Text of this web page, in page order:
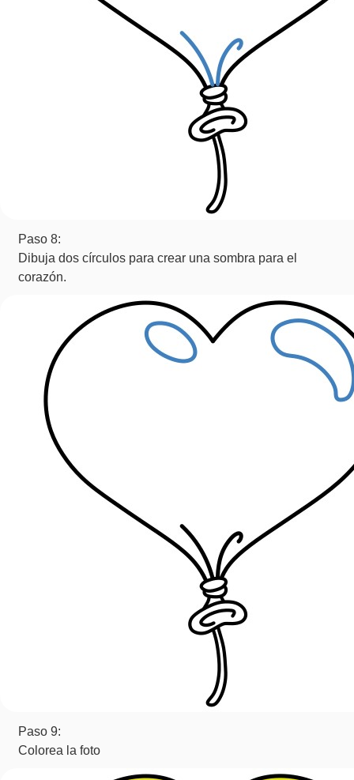
Paso 8:
Dibuja dos círculos para crear una sombra para el
corazón.
Paso 9:
Colorea la foto